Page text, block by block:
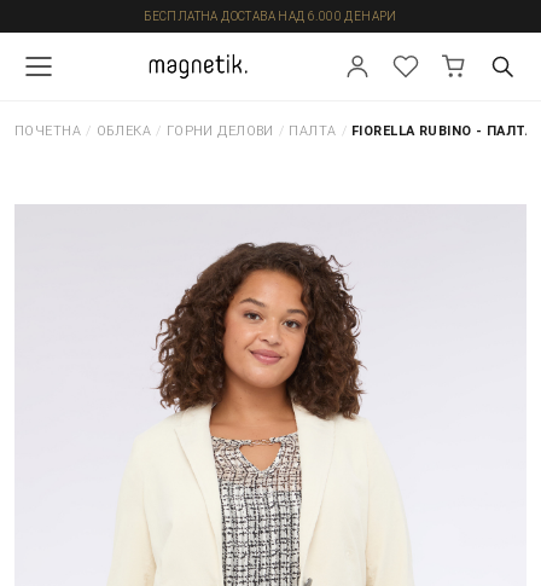
БЕСПЛАТНА ДОСТАВА НАД 6.000 ДЕНАРИ
ПОЧЕТНА / ОБЛЕКА / ГОРНИ ДЕЛОВИ / ПАЛТА / FIORELLA RUBINO - ПАЛТА